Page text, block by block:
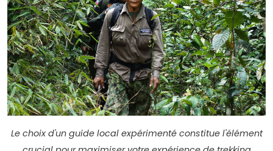
Le choix d'un guide local expérimenté constitue l'élément